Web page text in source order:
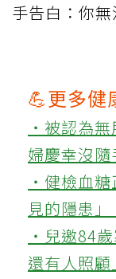
手告白：你
💪更多健
‧被認為無
婦慶幸沒
‧健檢血糖
見的隱患
‧兒邀84
還有人照